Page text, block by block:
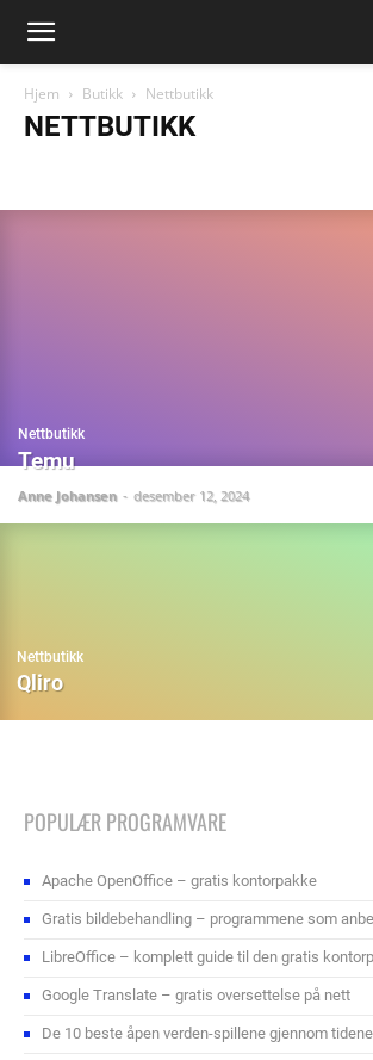
Hjem Butikk Nettbutikk
NETTBUTIKK
Nettbutikk
Temu
Anne Johansen - desember 12, 2024
Nettbutikk
Qliro
POPULÆR PROGRAMVARE
Apache OpenOffice – gratis kontorpakke
Gratis bildebehandling – programmene som
LibreOffice – komplett guide til den gratis
Google Translate – gratis oversettelse på nett
De 10 beste åpen verden-spillene gjennom tidene